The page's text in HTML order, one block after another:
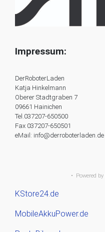
Impressum:
DerRoboterLaden
Katja Hinkelmann
Oberer Stadtgraben 7
09661 Hainichen
Tel.037207-650500
Fax 037207-650501
eMail: info@derroboterladen.de
• Powered by
KStore24.de
MobileAkkuPower.de